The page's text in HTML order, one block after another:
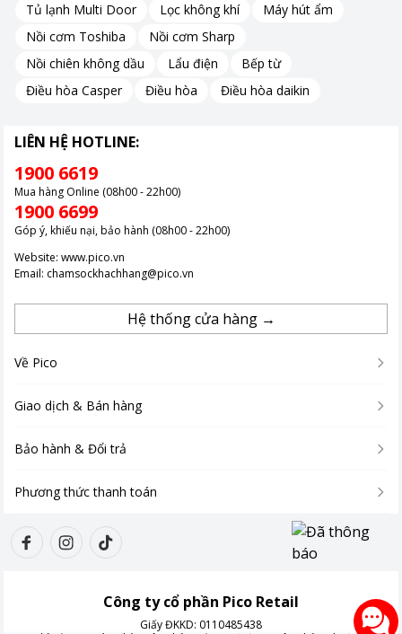
Tủ lạnh Multi Door
Lọc không khí
Máy hút ẩm
Nồi cơm Toshiba
Nồi cơm Sharp
Nồi chiên không dầu
Lẩu điện
Bếp từ
Điều hòa Casper
Điều hòa Điều hòa daikin
LIÊN HỆ HOTLINE:
1900 6619
Mua hàng Online (08h00 - 22h00)
1900 6699
Góp ý, khiếu nại, bảo hành (08h00 - 22h00)
Website: www.pico.vn
Email: chamsockhachhang@pico.vn
Hệ thống cửa hàng →
Về Pico
Giao dịch & Bán hàng
Bảo hành & Đổi trả
Phương thức thanh toán
Công ty cổ phần Pico Retail
Giấy ĐKKD: 0110485438